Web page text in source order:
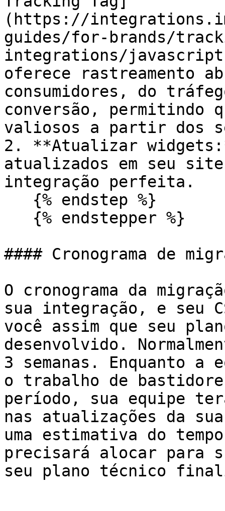
(https://
guides/for-brands/
integrations/
oferece rastreamento
consumidores, do
conversão, permitindo
valiosos a partir dos
2. **Atualizar
atualizados em seu
integração perfeita.
#### Cronograma de
O cronograma da
sua integração, e seu
você assim que seu
desenvolvido.
3 semanas. Enquanto a
o trabalho de
período, sua equipe
nas atualizações da
uma estimativa do
precisará alocar para
seu plano técnico